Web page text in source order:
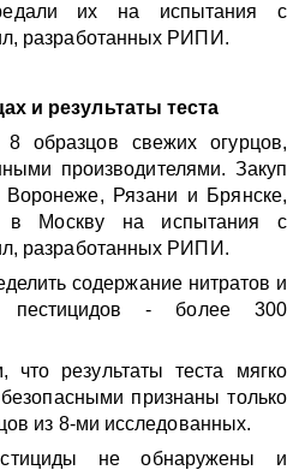
их на испытания с
разработанных РИПИ.
и результаты теста
8 образцов свежих огурцов,
производителями. Закуп
Воронеже, Рязани и Брянске,
в Москву на испытания с
разработанных РИПИ.
содержание нитратов и
пестицидов - более 300
что результаты теста мягко
признаны только
из 8-ми исследованных.
не обнаружены и